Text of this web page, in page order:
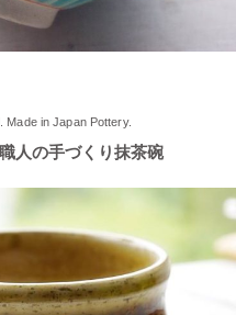
ております♪ みなさまのご来
4月16日～30日 CCNet ケー
な歩き方』で 白いごはん器
されました。
Made in Japan Pottery.
人の手づくり抹茶碗